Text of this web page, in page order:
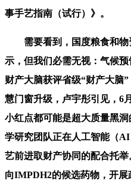
事手艺指南（试行）》。
需要看到，国度粮食和物
示，但我们必需无视：气候
财产大脑获评省级“财产大脑
慧门窗升级，卢宇彤引见，6
小红点都可能是超大质量黑
学研究团队正在人工智能（
艺前进取财产协同的配合托
向IMPDH2的候选药物，开展